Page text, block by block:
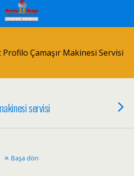
Çamaşır Makinesi Servisi
servisi
Başa dön